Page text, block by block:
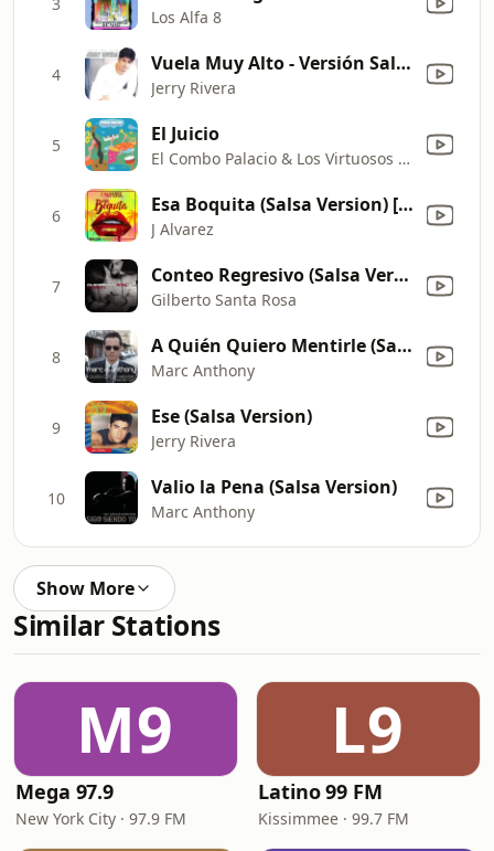
Los Alfa 8
4 Vuela Muy Alto - Versión Salsa
Jerry Rivera
5 El Juicio
El Combo Palacio & Los Virtuosos De La Salsa
6 Esa Boquita (Salsa Version) [feat. Tito Nieves]
J Alvarez
7 Conteo Regresivo (Salsa Version)
Gilberto Santa Rosa
8 A Quién Quiero Mentirle (Salsa Version)
Marc Anthony
9 Ese (Salsa Version)
Jerry Rivera
10 Valio la Pena (Salsa Version)
Marc Anthony
Show More
Similar Stations
M9
Mega 97.9
New York City · 97.9 FM
L9
Latino 99 FM
Kissimmee · 99.7 FM